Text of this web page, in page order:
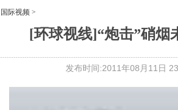
国际视频 >
[环球视线]“炮击”硝烟
发布时间:2011年08月11日